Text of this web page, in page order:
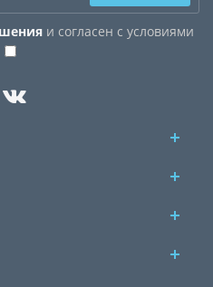
и согласен с условиями